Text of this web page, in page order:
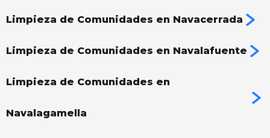
Limpieza de Comunidades en Navacerrada
Limpieza de Comunidades en Navalafuente
Limpieza de Comunidades en
Navalagamella